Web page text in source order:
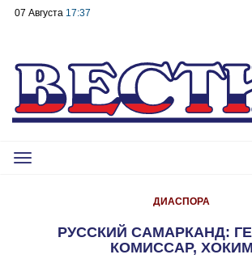
07 Августа 17:37
Toggle
ДИАСПОРА
РУССКИЙ САМАРКАНД:
КОМИССАР, ХОКИМ